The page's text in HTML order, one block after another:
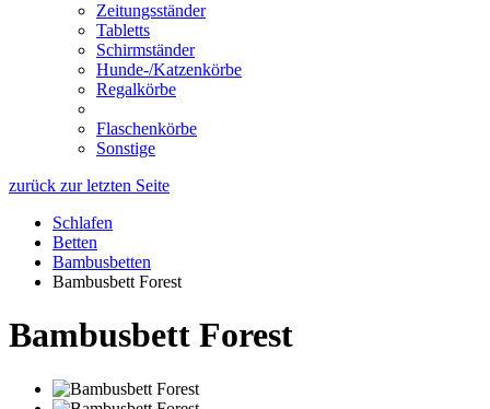
Zeitungsständer
Tabletts
Schirmständer
Hunde-/Katzenkörbe
Regalkörbe
Flaschenkörbe
Sonstige
zurück zur letzten Seite
Schlafen
Betten
Bambusbetten
Bambusbett Forest
Bambusbett Forest